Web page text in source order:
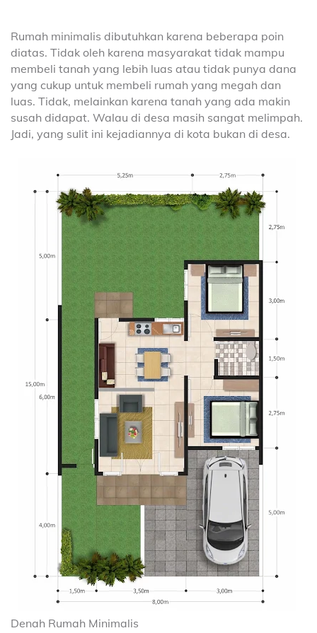
Rumah minimalis dibutuhkan karena beberapa poin
diatas. Tidak oleh karena masyarakat tidak mampu
membeli tanah yang lebih luas atau tidak punya dana
yang cukup untuk membeli rumah yang megah dan
luas. Tidak, melainkan karena tanah yang ada makin
susah didapat. Walau di desa masih sangat melimpah.
Jadi, yang sulit ini kejadiannya di kota bukan di desa.
Denah Rumah Minimalis